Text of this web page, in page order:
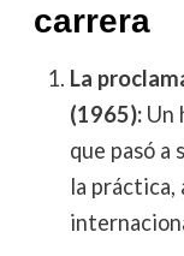
carrera
La
(1965):Un
que pasó a
la práctica,